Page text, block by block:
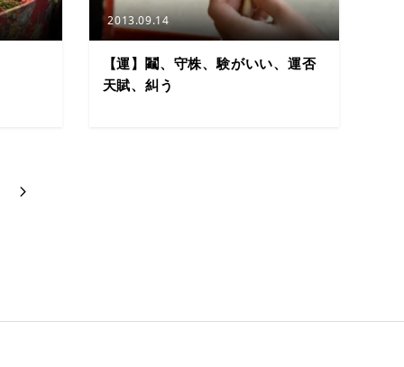
2013.09.14
【運】鬮、守株、験がいい、運否
天賦、糾う
